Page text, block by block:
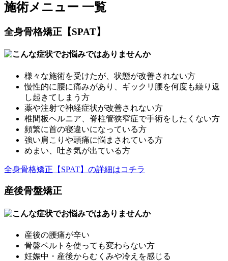
施術メニュー 一覧
全身骨格矯正【SPAT】
様々な施術を受けたが、状態が改善されない方
慢性的に腰に痛みがあり、ギックリ腰を何度も繰り返
し起きてしまう方
薬や注射で神経症状が改善されない方
椎間板ヘルニア、脊柱管狭窄症で手術をしたくない方
頻繁に首の寝違いになっている方
強い肩こりや頭痛に悩まされている方
めまい、吐き気が出ている方
全身骨格矯正【SPAT】の詳細はコチラ
産後骨盤矯正
産後の腰痛が辛い
骨盤ベルトを使っても変わらない方
妊娠中・産後からむくみや冷えを感じる